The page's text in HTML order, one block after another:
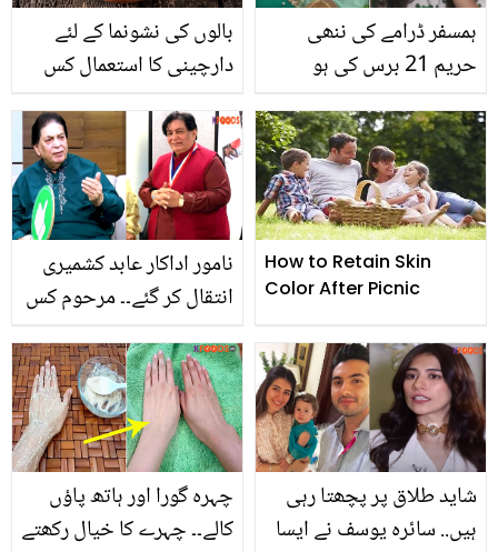
بالوں کی نشونما کے لئے
دارچینی کا استعمال کس
جانیئے وہ طریقہ جو دے
آپ کو لمبے اور گھنے بال
ہمسفر ڈرامے کی ننھی
حریم 21 برس کی ہو
کیسی نظر آتی ہیں؟
دیکھیں
نامور اداکار عابد کشمیری
انتقال کر گئے۔۔ مرحوم کس
How to Retain Skin
Color After Picnic
چہرہ گورا اور ہاتھ پاؤں
کالے۔۔ چہرے کا خیال رکھتے
شاید طلاق پر پچھتا رہی
ہیں.. سائرہ یوسف نے ایسا